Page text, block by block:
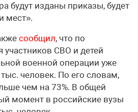
будут изданы приказы, будет
мест».
сообщил, что по
участников СВО и детей
военной операции уже
человек. По его словам,
чем на 73%. В общей
момент в российские вузы